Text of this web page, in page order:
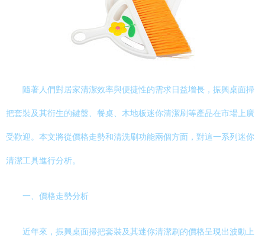
隨著人們對居家清潔效率與便捷性的需求日益增長，振興桌面掃
把套裝及其衍生的鍵盤、餐桌、木地板迷你清潔刷等產品在市場上廣
受歡迎。本文將從價格走勢和清洗刷功能兩個方面，對這一系列迷你
清潔工具進行分析。
一、價格走勢分析
近年來，振興桌面掃把套裝及其迷你清潔刷的價格呈現出波動上